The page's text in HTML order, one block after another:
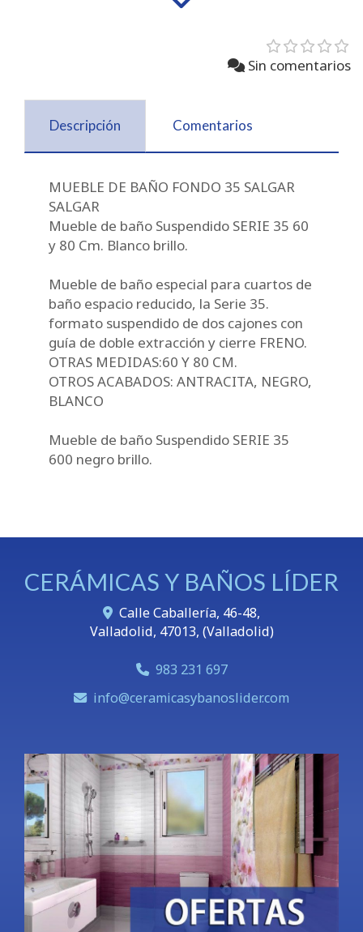
Sin comentarios
Descripción Comentarios
MUEBLE DE BAÑO FONDO 35 SALGAR
SALGAR
Mueble de baño Suspendido SERIE 35 60
y 80 Cm. Blanco brillo.
Mueble de baño especial para cuartos de
baño espacio reducido, la Serie 35.
formato suspendido de dos cajones con
guía de doble extracción y cierre FRENO.
OTRAS MEDIDAS:60 Y 80 CM.
OTROS ACABADOS: ANTRACITA, NEGRO,
BLANCO
Mueble de baño Suspendido SERIE 35
600 negro brillo.
CERÁMICAS Y BAÑOS LÍDER
Calle Caballería, 46-48,
Valladolid, 47013, (Valladolid)
983 231 697
info
ceramicasybanoslider.com